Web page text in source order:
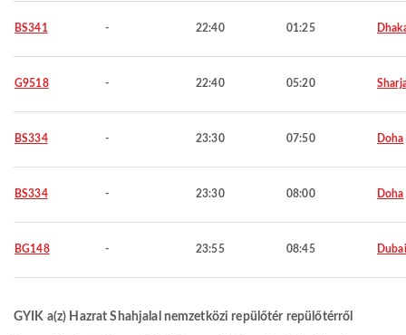
BS341 - 22:40 01:25
G9518 - 22:40 05:20
BS334 - 23:30 07:50 Doha
BS334 - 23:30 08:00 Doha
BG148 - 23:55 08:45 Dubai
GYIK a(z) Hazrat Shahjalal nemzetközi repülőtér repülőtérről